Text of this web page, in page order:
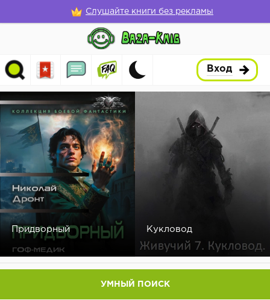
Слушайте книги без рекламы
Вход
Придворный Кукловод
УМНЫЙ ПОИСК